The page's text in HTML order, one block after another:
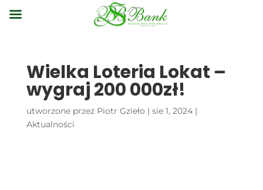
Wielka Loteria Lokat –
wygraj 200 000zł!
utworzone przez Piotr Gzieło | sie 1, 2024|
Aktualności